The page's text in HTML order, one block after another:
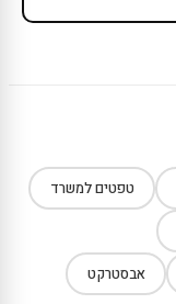
טפטים למשרד
אבסטרקט